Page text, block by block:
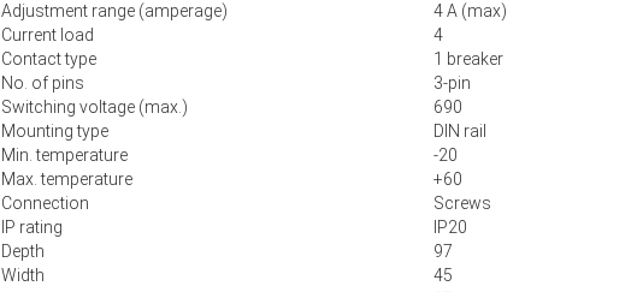
Adjustment range (amperage)
4 A (max)
Current load
4
Contact type
1 breaker
No. of pins
3-pin
Switching voltage (max.)
690
Mounting type
DIN rail
Min. temperature
-20
Max. temperature
+60
Connection
Screws
IP rating
IP20
Depth
97
Width
45